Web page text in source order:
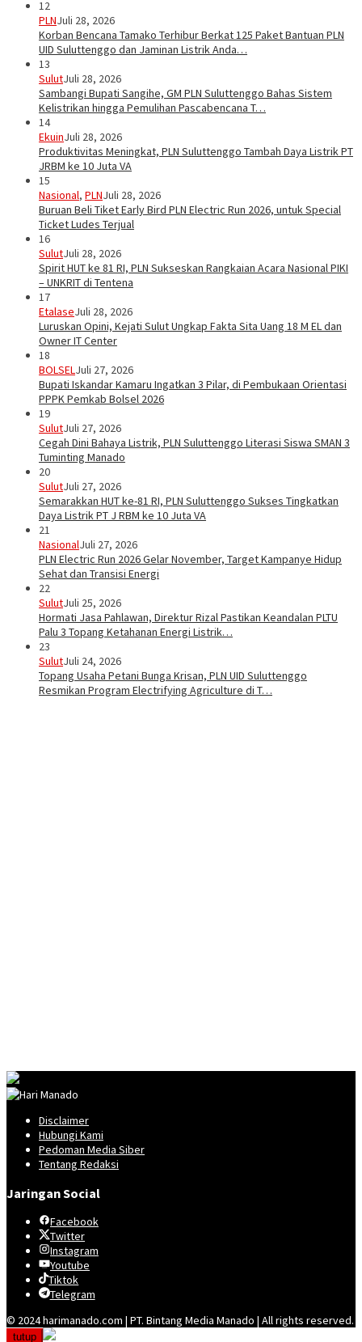
12
PLNJuli 28, 2026
Korban Bencana Tamako Terhibur Berkat 125 Paket Bantuan PLN
UID Suluttenggo dan Jaminan Listrik Anda…
13
SulutJuli 28, 2026
Sambangi Bupati Sangihe, GM PLN Suluttenggo Bahas Sistem
Kelistrikan hingga Pemulihan Pascabencana T…
14
EkuinJuli 28, 2026
Produktivitas Meningkat, PLN Suluttenggo Tambah Daya Listrik PT
JRBM ke 10 Juta VA
15
Nasional, PLNJuli 28, 2026
Buruan Beli Tiket Early Bird PLN Electric Run 2026, untuk Special
Ticket Ludes Terjual
16
SulutJuli 28, 2026
Spirit HUT ke 81 RI, PLN Sukseskan Rangkaian Acara Nasional PIKI
– UNKRIT di Tentena
17
EtalaseJuli 28, 2026
Luruskan Opini, Kejati Sulut Ungkap Fakta Sita Uang 18 M EL dan
Owner IT Center
18
BOLSELJuli 27, 2026
Bupati Iskandar Kamaru Ingatkan 3 Pilar, di Pembukaan Orientasi
PPPK Pemkab Bolsel 2026
19
SulutJuli 27, 2026
Cegah Dini Bahaya Listrik, PLN Suluttenggo Literasi Siswa SMAN 3
Tuminting Manado
20
SulutJuli 27, 2026
Semarakkan HUT ke-81 RI, PLN Suluttenggo Sukses Tingkatkan
Daya Listrik PT J RBM ke 10 Juta VA
21
NasionalJuli 27, 2026
PLN Electric Run 2026 Gelar November, Target Kampanye Hidup
Sehat dan Transisi Energi
22
SulutJuli 25, 2026
Hormati Jasa Pahlawan, Direktur Rizal Pastikan Keandalan PLTU
Palu 3 Topang Ketahanan Energi Listrik…
23
SulutJuli 24, 2026
Topang Usaha Petani Bunga Krisan, PLN UID Suluttenggo
Resmikan Program Electrifying Agriculture di T…
Disclaimer
Hubungi Kami
Pedoman Media Siber
Tentang Redaksi
Jaringan Social
Facebook
Twitter
Instagram
Youtube
Tiktok
Telegram
© 2024 harimanado.com | PT. Bintang Media Manado | All rights reserved.
tutup